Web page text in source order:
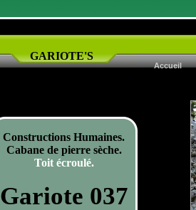
GARIOTE'S
Accueil
Constructions Humaines.
Cabane de pierre sèche.
Toit écroulé.
Gariote 037